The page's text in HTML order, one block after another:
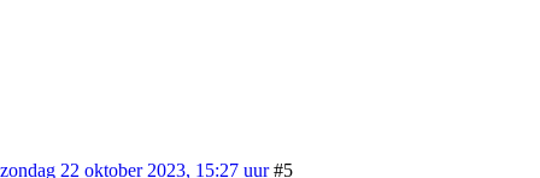
zondag 22 oktober 2023, 15:27 uur #5